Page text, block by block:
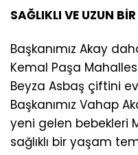
SAĞLIKLI VE UZUN
Başkanımız Akay
Kemal Paşa
Beyza Asbaş çiftini
Başkanımız Vahap
yeni gelen bebekleri
sağlıklı bir yaşam